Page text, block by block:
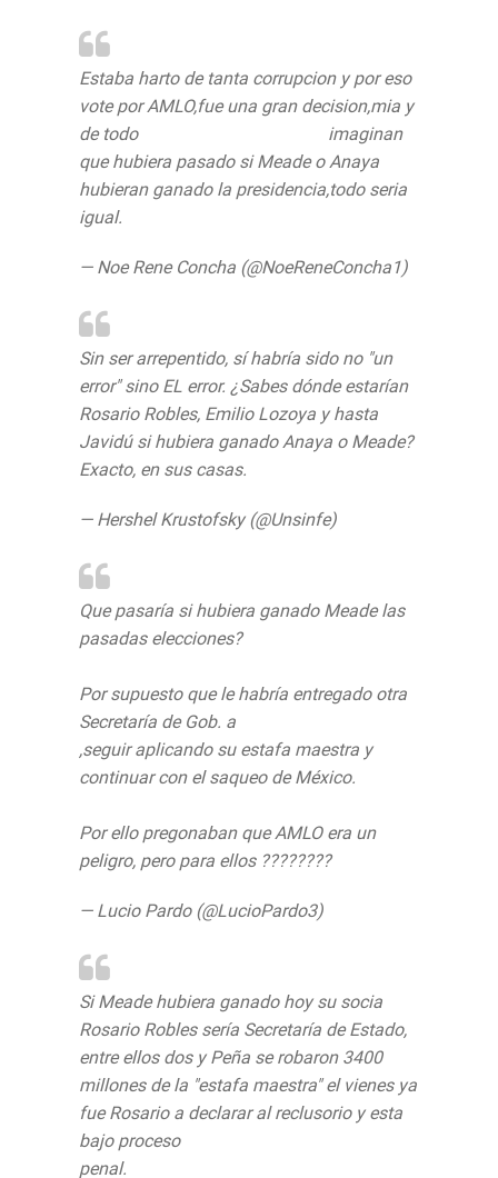
Estaba harto de tanta corrupcion y por eso
vote por AMLO,fue una gran decision,mia y
de todo
imaginan
que hubiera pasado si Meade o Anaya
hubieran ganado la presidencia,todo seria
igual.
— Noe Rene Concha (@NoeReneConcha1)
Sin ser arrepentido, sí habría sido no "un
error" sino EL error. ¿Sabes dónde estarían
Rosario Robles, Emilio Lozoya y hasta
Javidú si hubiera ganado Anaya o Meade?
Exacto, en sus casas.
— Hershel Krustofsky (@Unsinfe)
Que pasaría si hubiera ganado Meade las
pasadas elecciones?
Por supuesto que le habría entregado otra
Secretaría de Gob. a
,seguir aplicando su estafa maestra y
continuar con el saqueo de México.
Por ello pregonaban que AMLO era un
peligro, pero para ellos ????????
— Lucio Pardo (@LucioPardo3)
Si Meade hubiera ganado hoy su socia
Rosario Robles sería Secretaría de Estado,
entre ellos dos y Peña se robaron 3400
millones de la "estafa maestra" el vienes ya
fue Rosario a declarar al reclusorio y esta
bajo proceso
penal.